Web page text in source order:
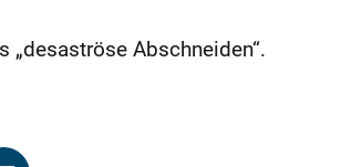
Abschneiden“.